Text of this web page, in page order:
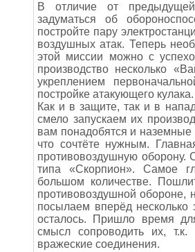
В отличие от
задуматься об
постройте пару
воздушных атак. Теперь
этой миссии можно с
производство несколько
укреплением
постройке атакующего кулака.
Как и в защите, так и в
смело запускаем их
вам понадобятся и наземные
что сочтёте нужным.
противовоздушную оборону.
типа «Скорпион». Самое
большом количестве.
противовоздушной обороне,
посылаем вперёд несколько
осталось. Пришло время
смысл сопроводить их,
вражеские соединения.